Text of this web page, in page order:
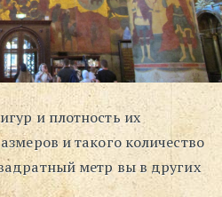
и плотность их
и такого количество
метр вы в других